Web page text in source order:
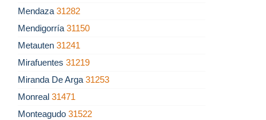
Mendaza 31282
Mendigorría 31150
Metauten 31241
Mirafuentes 31219
Miranda De Arga 31253
Monreal 31471
Monteagudo 31522